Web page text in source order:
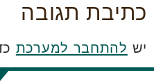
כתיבת תגובה
יש להתחבר למערכת